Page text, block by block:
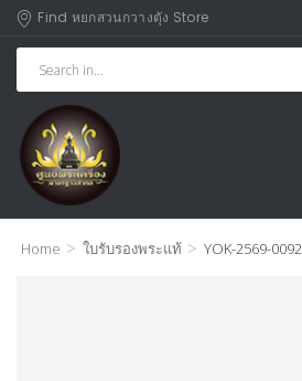
Find หยกสวนกวางตุัง Store
Home > ใบรับรองพระแท้ > YOK-2569-0092